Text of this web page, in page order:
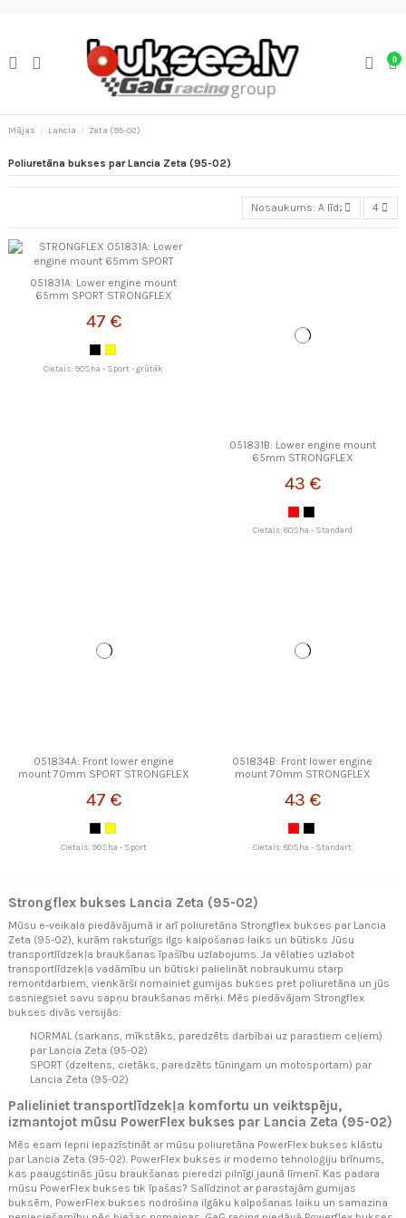
0
Mājas Lancia Zeta (95-02)
Poliuretāna bukses par Lancia Zeta (95-02)
Nosaukums: A līdz Z 4
051831A: Lower engine mount
65mm SPORT STRONGFLEX
47 €
Cietais: 90Sha - Sport - grūtāk
051831B: Lower engine mount
65mm STRONGFLEX
43 €
Cietais: 80Sha - Standard
051834A: Front lower engine
mount 70mm SPORT STRONGFLEX
47 €
Cietais: 90Sha - Sport
051834B: Front lower engine
mount 70mm STRONGFLEX
43 €
Cietais: 80Sha - Standart
Strongflex bukses Lancia Zeta (95-02)
Mūsu e-veikala piedāvājumā ir arī poliuretāna Strongflex bukses par Lancia
Zeta (95-02), kurām raksturīgs ilgs kalpošanas laiks un būtisks Jūsu
transportlīdzekļa braukšanas īpašību uzlabojums. Ja vēlaties uzlabot
transportlīdzekļa vadāmību un būtiski palielināt nobraukumu starp
remontdarbiem, vienkārši nomainiet gumijas bukses pret poliuretāna un jūs
sasniegsiet savu sapņu braukšanas mērķi. Mēs piedāvājam Strongflex
bukses divās versijās:
NORMAL (sarkans, mīkstāks, paredzēts darbībai uz parastiem ceļiem)
par Lancia Zeta (95-02)
SPORT (dzeltens, cietāks, paredzēts tūningam un motosportam) par
Lancia Zeta (95-02)
Palieliniet transportlīdzekļa komfortu un veiktspēju,
izmantojot mūsu PowerFlex bukses par Lancia Zeta (95-02)
Mēs esam lepni iepazīstināt ar mūsu poliuretāna PowerFlex bukses klāstu
par Lancia Zeta (95-02). PowerFlex bukses ir moderno tehnoloģiju brīnums,
kas paaugstinās jūsu braukšanas pieredzi pilnīgi jaunā līmenī. Kas padara
mūsu PowerFlex bukses tik īpašas? Salīdzinot ar parastajām gumijas
buksēm, PowerFlex bukses nodrošina ilgāku kalpošanas laiku un samazina